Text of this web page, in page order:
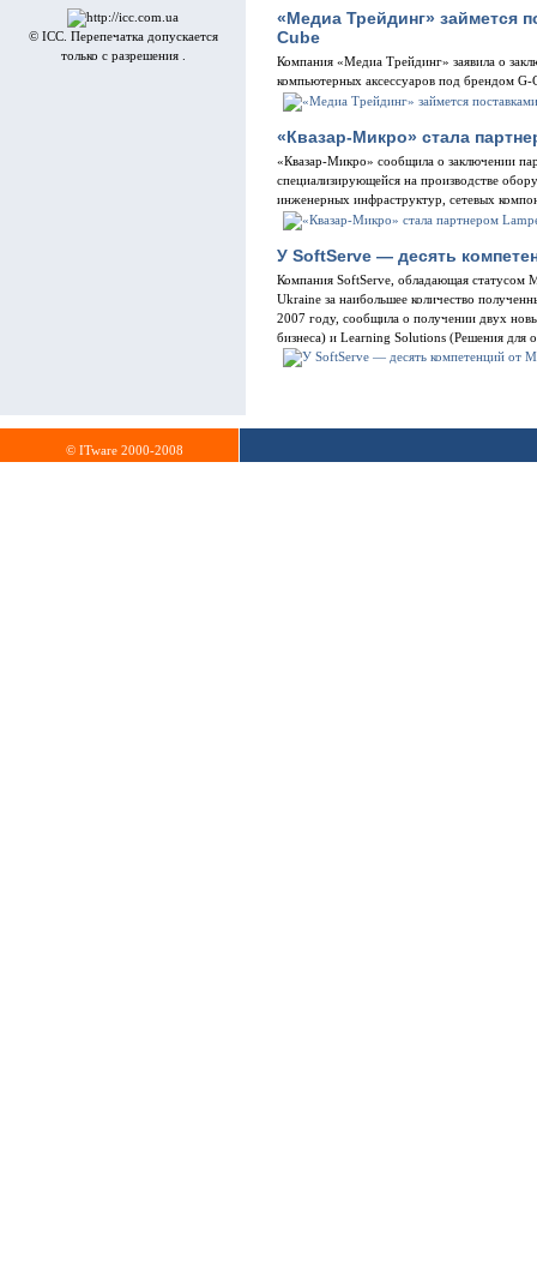
© ICC. Перепечатка допускается
только с разрешения .
«Медиа Трейдинг» займется
Cube
Компания «Медиа Трейдинг» заявила о
компьютерных аксессуаров под брендом
«Квазар-Микро» стала
«Квазар-Микро» сообщила о заключении
специализирующейся на производстве
инженерных инфраструктур, сетевых
У SoftServe — десять
Компания SoftServe, обладающая статусом
Ukraine за наибольшее количество
2007 году, сообщила о получении двух
бизнеса) и Learning Solutions (Решения для
© ITware 2000-2008